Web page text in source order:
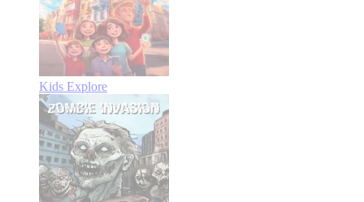
Kids Explore